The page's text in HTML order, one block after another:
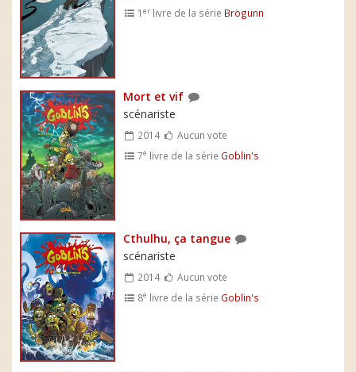
1er livre de la série Brögunn
Mort et vif
scénariste
2014
Aucun vote
7e livre de la série Goblin's
Cthulhu, ça tangue
scénariste
2014
Aucun vote
8e livre de la série Goblin's